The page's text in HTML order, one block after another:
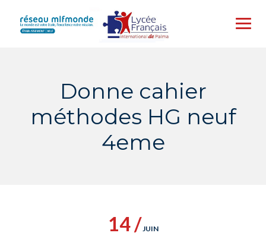
content
Donne cahier
méthodes HG neuf
4eme
14 /JUIN